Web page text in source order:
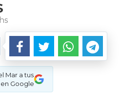
Mar a tus
Google